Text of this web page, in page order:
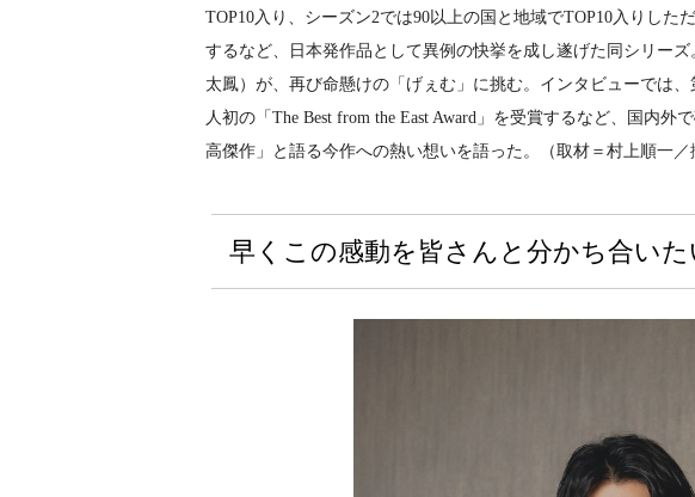
TOP10入り、シーズン2では90以上の国と地域でTOP10入りした
するなど、日本発作品として異例の快挙を成し遂げた同シリー
太鳳）が、再び命懸けの「げぇむ」に挑む。インタビューでは
人初の「The Best from the East Award」を受賞するなど、国内
高傑作」と語る今作への熱い想いを語った。（取材＝村上順一／
早くこの感動を皆さんと分かち合いた